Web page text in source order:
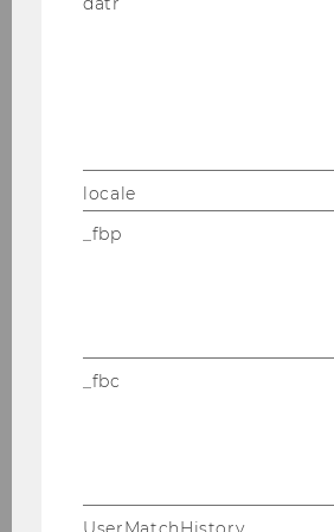
eines Se­kre­tärs/einer
rIn der Wirt­schafts­uni­ver­si­tät
UG 2002 idgF), voll­be­schäf­tigt
allg. Sekretariats-​ und
ins­bes. Kor­re­spon­denz,
lisch), Or­ga­ni­sa­ti­on von
gen, Re­cher­chen,
Er­for­der­li­che Kennt­nis­se
EU-​Bürger/in, ös­ter­rei­chi­sche
Ge­wünsch­te Kennt­nis­se
Fremd­spra­chen­kennt­nis­se
und Schrift), Pra­xis­er­fah­rung
dier­te EDV-​
locale
_fbp
_fbc